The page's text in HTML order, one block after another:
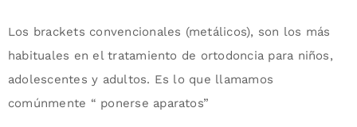
Los brackets convencionales (metálicos), son los más
habituales en el tratamiento de ortodoncia para niños,
adolescentes y adultos. Es lo que llamamos
comúnmente “ ponerse aparatos”